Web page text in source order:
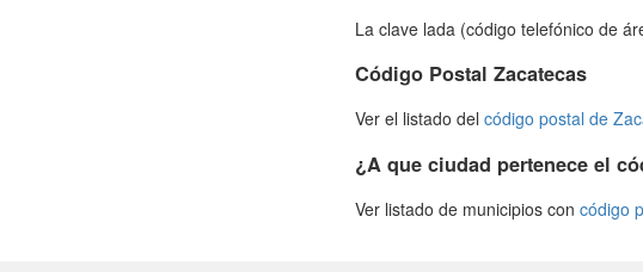
La clave lada (código telefónico de
Código Postal Zacatecas
Ver el listado del código postal de
¿A que ciudad pertenece el
Ver listado de municipios con código